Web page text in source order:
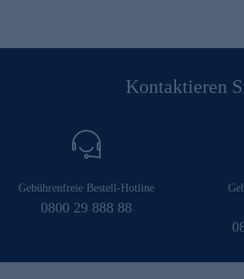
Kontaktieren
Gebührenfreie Bestell-Hotline
0800 29 888 88